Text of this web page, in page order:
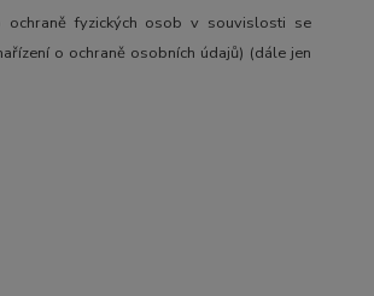
fyzických osob v souvislosti se
o ochraně osobních údajů) (dále jen